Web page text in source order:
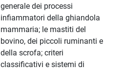
generale dei processi
infiammatori della ghiandola
mammaria; le mastiti del
bovino, dei piccoli ruminanti e
della scrofa; criteri
classificativi e sistemi di